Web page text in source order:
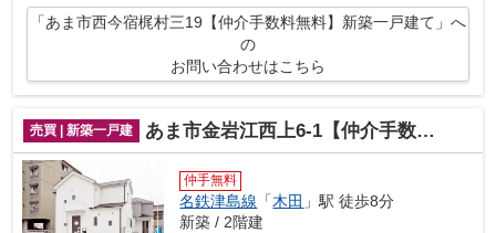
「あま市西今宿梶村三19【仲介手数料無料】新築一戸建て」へ
の
お問い合わせはこちら
売買 | 新築一戸建 あま市金岩江西上6-1【仲介手数料無料】新築一戸建て
仲手無料
名鉄津島線 「木田 」駅 徒歩8分
新築 / 2階建